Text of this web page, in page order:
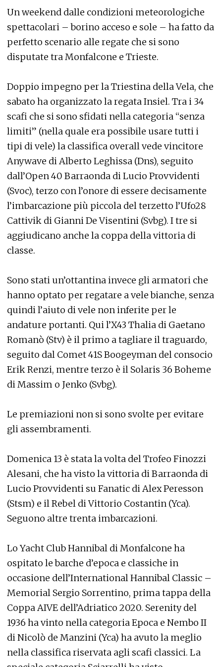
Un weekend dalle condizioni meteorologiche
spettacolari – borino acceso e sole – ha fatto da
perfetto scenario alle regate che si sono
disputate tra Monfalcone e Trieste.
Doppio impegno per la Triestina della Vela, che
sabato ha organizzato la regata Insiel. Tra i 34
scafi che si sono sfidati nella categoria “senza
limiti” (nella quale era possibile usare tutti i
tipi di vele) la classifica overall vede vincitore
Anywave di Alberto Leghissa (Dns), seguito
dall’Open 40 Barraonda di Lucio Provvidenti
(Svoc), terzo con l’onore di essere decisamente
l’imbarcazione più piccola del terzetto l’Ufo28
Cattivik di Gianni De Visentini (Svbg). I tre si
aggiudicano anche la coppa della vittoria di
classe.
Sono stati un’ottantina invece gli armatori che
hanno optato per regatare a vele bianche, senza
quindi l’aiuto di vele non inferite per le
andature portanti. Qui l’X43 Thalia di Gaetano
Romanò (Stv) è il primo a tagliare il traguardo,
seguito dal Comet 41S Boogeyman del consocio
Erik Renzi, mentre terzo è il Solaris 36 Boheme
di Massim o Jenko (Svbg).
Le premiazioni non si sono svolte per evitare
gli assembramenti.
Domenica 13 è stata la volta del Trofeo Finozzi
Alesani, che ha visto la vittoria di Barraonda di
Lucio Provvidenti su Fanatic di Alex Peresson
(Stsm) e il Rebel di Vittorio Costantin (Yca).
Seguono altre trenta imbarcazioni.
Lo Yacht Club Hannibal di Monfalcone ha
ospitato le barche d’epoca e classiche in
occasione dell’International Hannibal Classic –
Memorial Sergio Sorrentino, prima tappa della
Coppa AIVE dell’Adriatico 2020. Serenity del
1936 ha vinto nella categoria Epoca e Nembo II
di Nicolò de Manzini (Yca) ha avuto la meglio
nella classifica riservata agli scafi classici. La